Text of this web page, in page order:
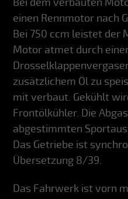
einen Rennmotor nach
Bei 750 ccm leistet der
Motor atmet durch
zusätzlichem Öl zu
mit verbaut. Gekühlt
Frontölkühler. Die
abgestimmten
Das Getriebe ist
Übersetzung 8/39.
Das Fahrwerk ist vorn